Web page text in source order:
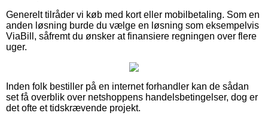
Generelt tilråder vi køb med kort eller mobilbetaling. Som en
anden løsning burde du vælge en løsning som eksempelvis
ViaBill, såfremt du ønsker at finansiere regningen over flere
uger.
Inden folk bestiller på en internet forhandler kan de sådan
set få overblik over netshoppens handelsbetingelser, dog er
det ofte et tidskrævende projekt.